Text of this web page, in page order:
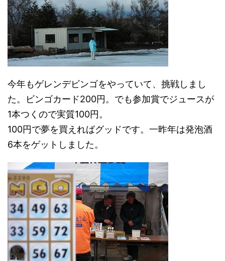
今年もゲレンデビンゴをやっていて、挑戦しまし
た。ビンゴカード200円。でも参加賞でジュースが
1本つくので実質100円。
100円で夢を買えればグッドです。一昨年は発泡酒
6本をゲットしました。